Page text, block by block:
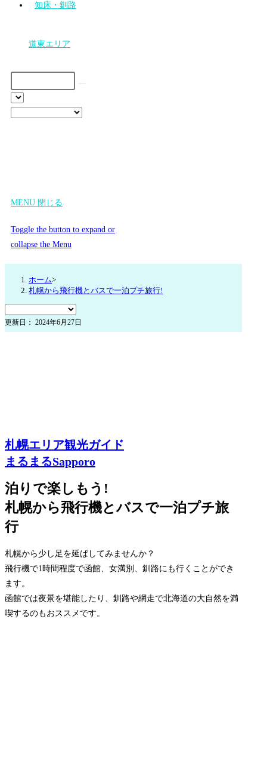
知床・釧路
道東エリア
MENU 閉じる
Toggle the button to expand or
collapse the Menu
ホーム>
札幌から飛行機とバスで一泊プチ旅行!
更新日： 2024年6月27日
札幌エリア観光ガイド
まるまるSapporo
泊りで楽しもう!
札幌から飛行機とバスで一泊プチ旅
行
札幌から少し足を延ばしてみませんか？
飛行機で1時間程度で函館、女満別、釧路にも行くことができ
ます。
函館では夜景を堪能したり、釧路や網走で北海道の大自然を満
喫するのもおススメです。